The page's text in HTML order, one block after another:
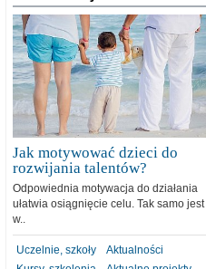
Jak motywować dzieci do
rozwijania talentów?
Odpowiednia motywacja do działania
ułatwia osiągnięcie celu. Tak samo jest
w..
Uczelnie, szkoły
Aktualności